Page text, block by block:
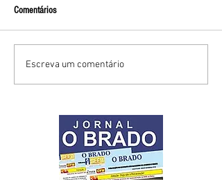
Comentários
Escreva um comentário